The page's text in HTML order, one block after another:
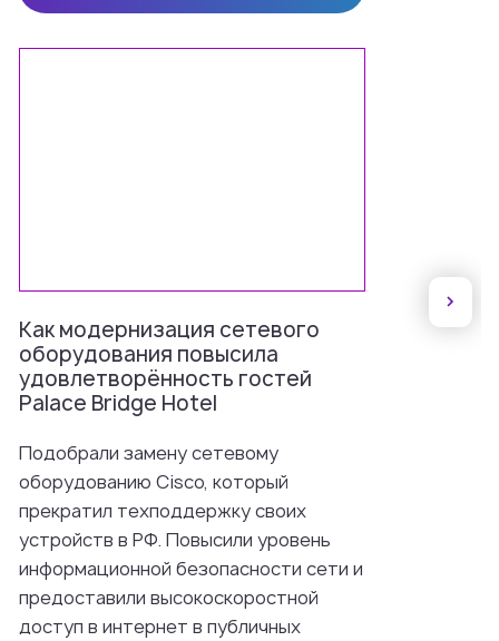
Как модернизация сетевого
оборудования повысила
удовлетворённость гостей
Palace Bridge Hotel
Подобрали замену сетевому
оборудованию Cisco, который
прекратил техподдержку своих
устройств в РФ. Повысили уровень
информационной безопасности сети и
предоставили высокоскоростной
доступ в интернет в публичных